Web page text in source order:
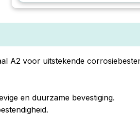
A2 voor uitstekende
en duurzame bevestiging.